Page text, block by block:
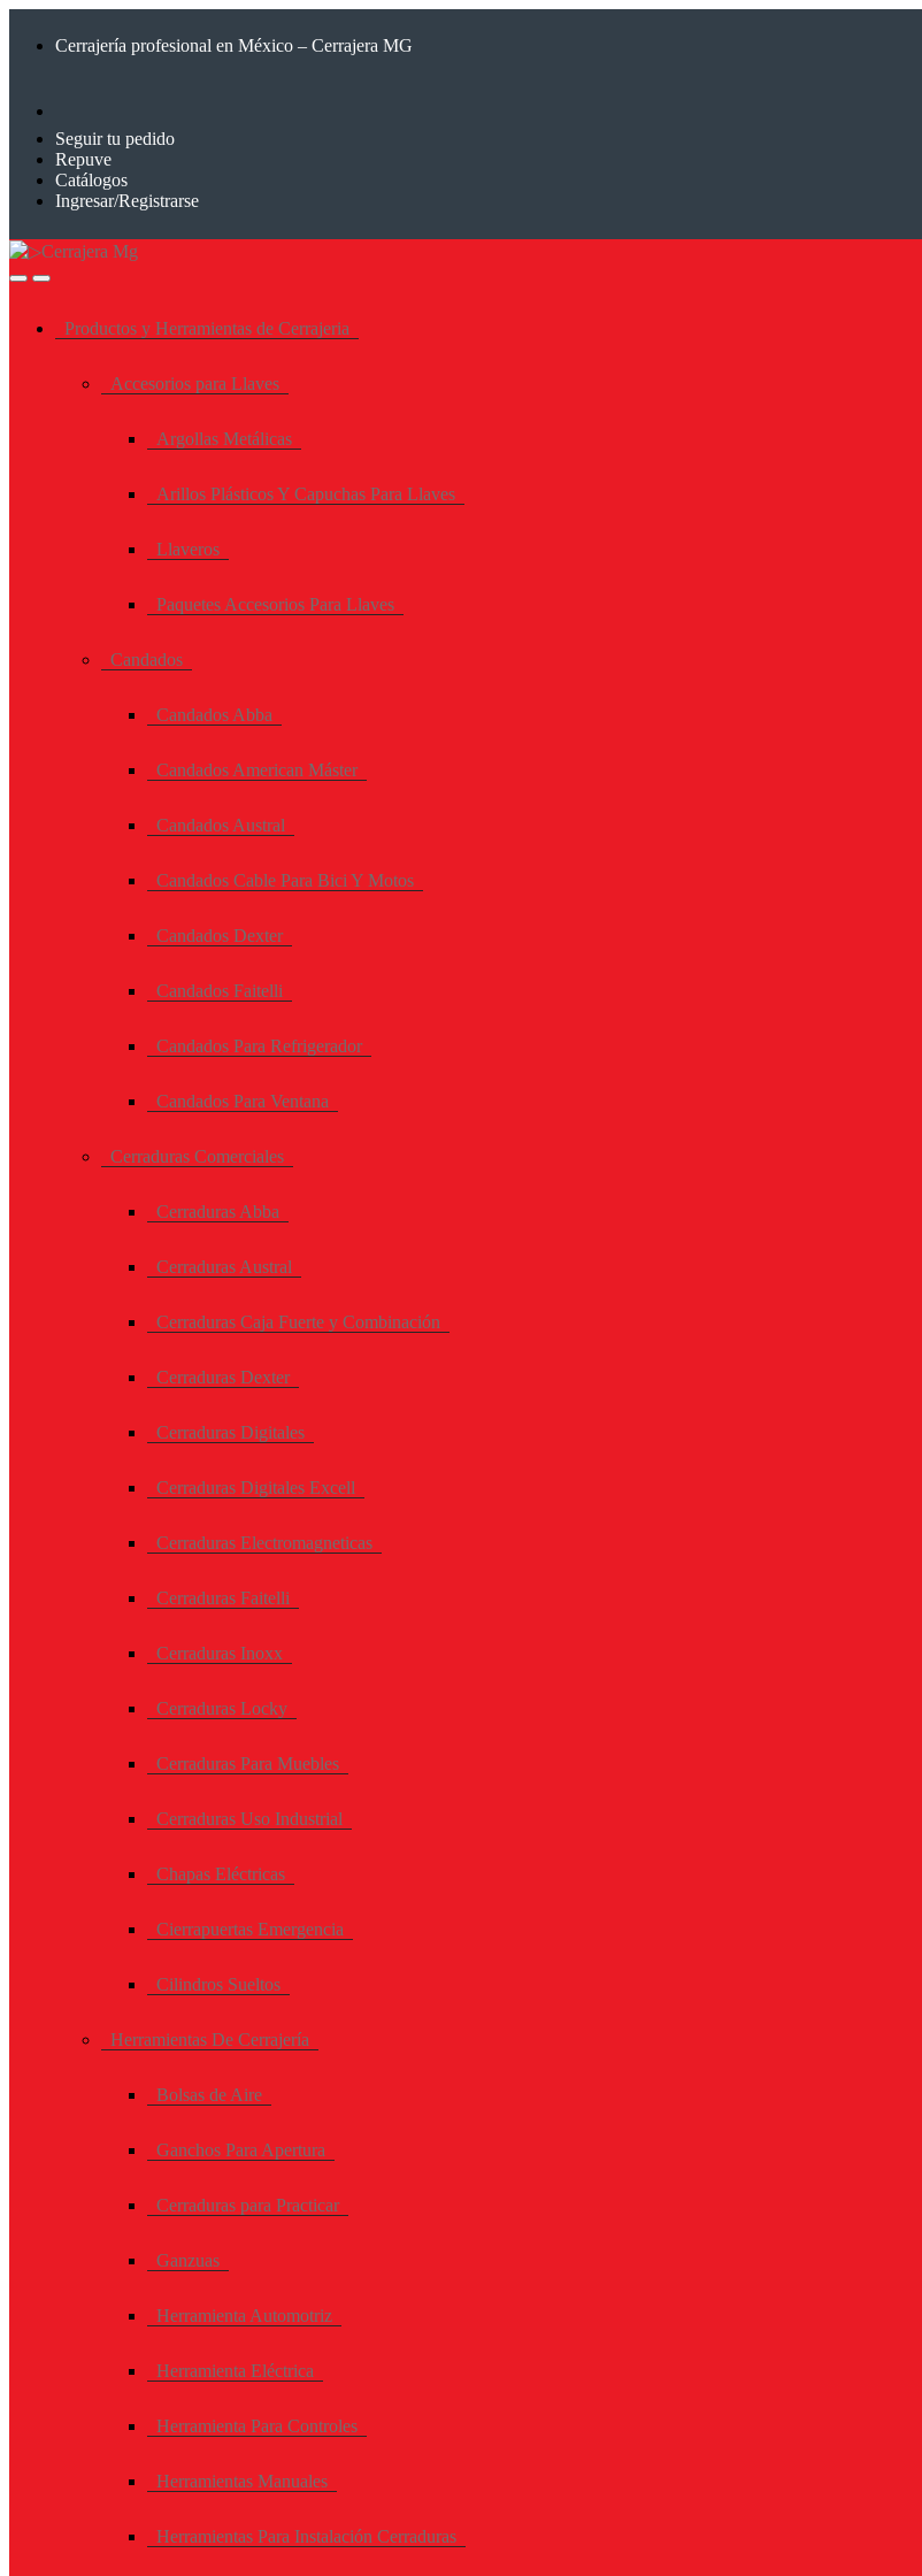
Cerrajería profesional en México – Cerrajera MG
Seguir tu pedido
Repuve
Catálogos
Ingresar/Registrarse
Productos y Herramientas de Cerrajeria
Accesorios para Llaves
Argollas Metálicas
Arillos Plásticos Y Capuchas Para Llaves
Llaveros
Paquetes Accesorios Para Llaves
Candados
Candados Abba
Candados American Máster
Candados Austral
Candados Cable Para Bici Y Motos
Candados Dexter
Candados Faitelli
Candados Para Refrigerador
Candados Para Ventana
Cerraduras Comerciales
Cerraduras Abba
Cerraduras Austral
Cerraduras Caja Fuerte y Combinación
Cerraduras Dexter
Cerraduras Digitales
Cerraduras Digitales Excell
Cerraduras Electromagneticas
Cerraduras Faitelli
Cerraduras Inoxx
Cerraduras Locky
Cerraduras Para Muebles
Cerraduras Uso Industrial
Chapas Eléctricas
Cierrapuertas Emergencia
Cilindros Sueltos
Herramientas De Cerrajería
Bolsas de Aire
Ganchos Para Apertura
Cerraduras para Practicar
Ganzuas
Herramienta Automotriz
Herramienta Eléctrica
Herramienta Para Controles
Herramientas Manuales
Herramientas Para Instalación Cerraduras